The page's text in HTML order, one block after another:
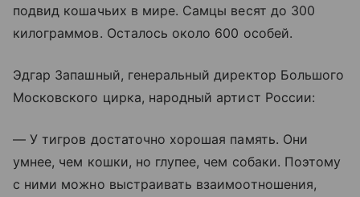
подвид кошачьих в мире. Самцы весят до 300
килограммов. Осталось около 600 особей.
Эдгар Запашный, генеральный директор Большого
Московского цирка, народный артист России:
— У тигров достаточно хорошая память. Они
умнее, чем кошки, но глупее, чем собаки. Поэтому
с ними можно выстраивать взаимоотношения,